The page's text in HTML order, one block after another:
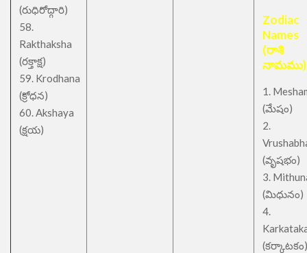
(రుధిరోద్గారి)
58.
Rakthaksha
(రక్తాక్ష)
59. Krodhana
(క్రోధన)
60. Akshaya
(క్షయ)
Zodiac
Names
(రాశి
నామము)
1.
(మేషం)
2.
(వృషభం)
3.
(మిధునం)
4.
(కర్కాటకం)